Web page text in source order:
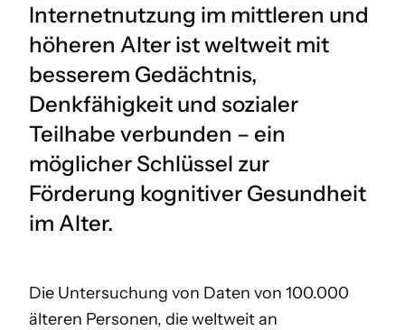
Internetnutzung im mittleren und
höheren Alter ist weltweit mit
besserem Gedächtnis,
Denkfähigkeit und sozialer
Teilhabe verbunden – ein
möglicher Schlüssel zur
Förderung kognitiver Gesundheit
im Alter.
Die Untersuchung von Daten von 100.000
älteren Personen, die weltweit an